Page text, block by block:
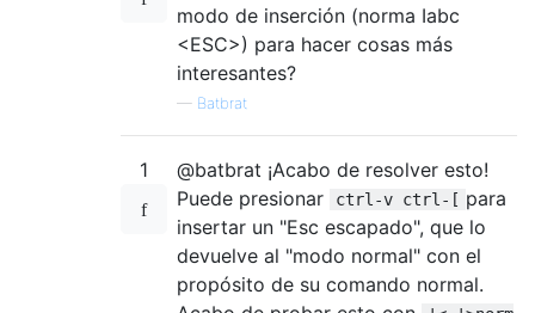
modo de inserción (norma Iabc
<ESC>) para hacer cosas más
interesantes?
— Batbrat
1
@batbrat ¡Acabo de resolver esto!
Puede presionar
ctrl-v ctrl-[ para
insertar un "Esc escapado", que lo
devuelve al "modo normal" con el
propósito de su comando normal.